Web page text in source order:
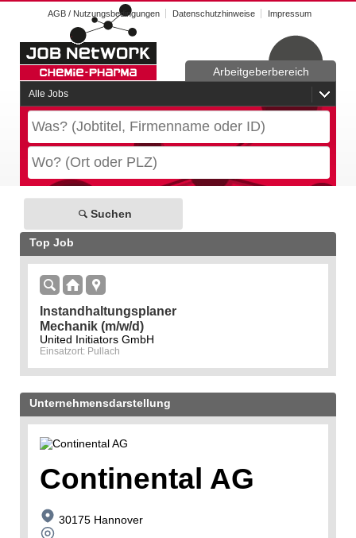
AGB / Nutzungsbedingungen Datenschutzhinweise Impressum
Alle Jobs
Arbeitgeberbereich
Suchen
Top Job
Instandhaltungsplaner
Mechanik (m/w/d)
United Initiators GmbH
Einsatzort: Pullach
Unternehmensdarstellung
Continental AG
30175 Hannover